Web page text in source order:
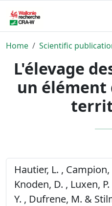
Home Scientific
L'élevage
un élément
Hautier, L. ,
Knoden, D. , Luxen,
Y. , Dufrene, M. &